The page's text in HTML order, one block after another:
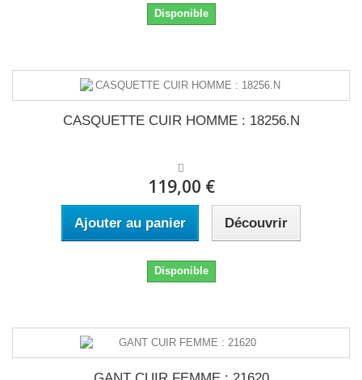
Disponible
CASQUETTE CUIR HOMME : 18256.N
119,00 €
Ajouter au panier Découvrir
Disponible